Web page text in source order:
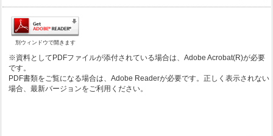
別ウィンドウで開きます
※資料としてPDFファイルが添付されている場合は、Adobe Acrobat(R)が必要
です。
PDF書類をご覧になる場合は、Adobe Readerが必要です。正しく表示されない
場合、最新バージョンをご利用ください。